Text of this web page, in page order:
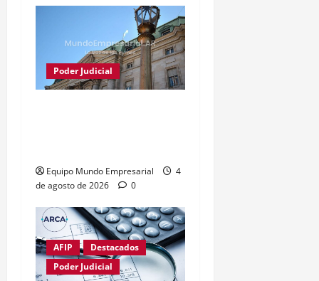
Poder Judicial
Equipo Mundo Empresarial
4
de agosto de 2026
0
AFIP
Destacados
Poder Judicial